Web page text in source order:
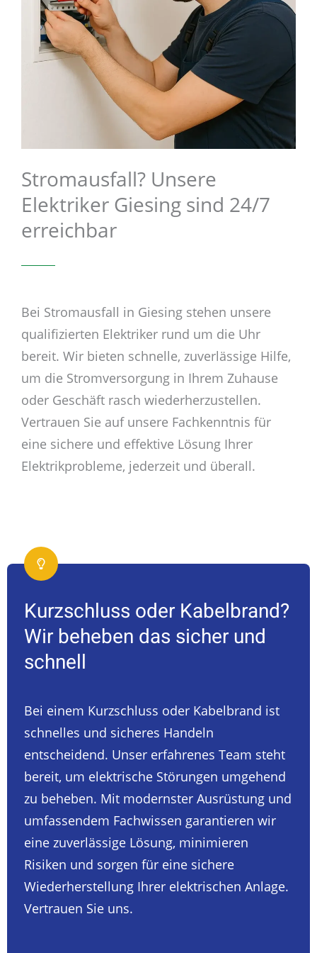
Stromausfall? Unsere
Elektriker Giesing sind 24/7
erreichbar
Bei Stromausfall in Giesing stehen unsere
qualifizierten Elektriker rund um die Uhr
bereit. Wir bieten schnelle, zuverlässige Hilfe,
um die Stromversorgung in Ihrem Zuhause
oder Geschäft rasch wiederherzustellen.
Vertrauen Sie auf unsere Fachkenntnis für
eine sichere und effektive Lösung Ihrer
Elektrikprobleme, jederzeit und überall.
Kurzschluss oder Kabelbrand?
Wir beheben das sicher und
schnell
Bei einem Kurzschluss oder Kabelbrand ist
schnelles und sicheres Handeln
entscheidend. Unser erfahrenes Team steht
bereit, um elektrische Störungen umgehend
zu beheben. Mit modernster Ausrüstung und
umfassendem Fachwissen garantieren wir
eine zuverlässige Lösung, minimieren
Risiken und sorgen für eine sichere
Wiederherstellung Ihrer elektrischen Anlage.
Vertrauen Sie uns.